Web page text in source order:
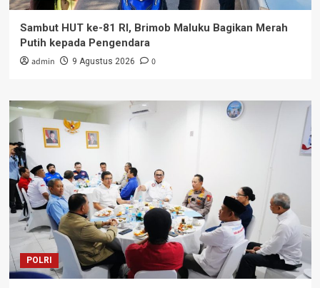
Sambut HUT ke-81 RI, Brimob Maluku Bagikan Merah
Putih kepada Pengendara
admin 9 Agustus 2026 0
POLRI